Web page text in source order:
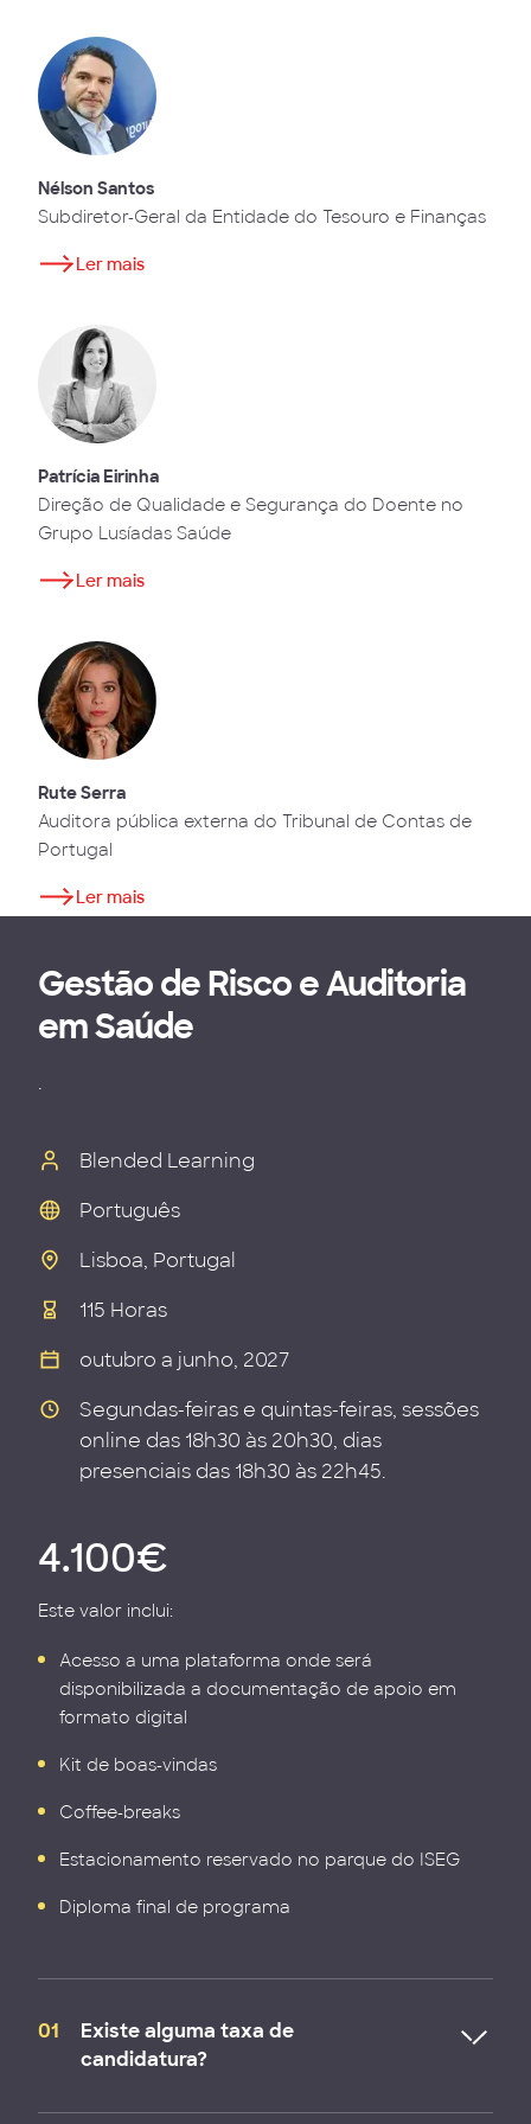
Nélson Santos
Subdiretor-Geral da Entidade do Tesouro e Finanças
Ler mais
Patrícia Eirinha
Direção de Qualidade e Segurança do Doente no
Grupo Lusíadas Saúde
Ler mais
Rute Serra
Auditora pública externa do Tribunal de Contas de
Portugal
Ler mais
Gestão de Risco e Auditoria
em Saúde
.
Blended Learning
Português
Lisboa, Portugal
115 Horas
outubro a junho, 2027
Segundas-feiras e quintas-feiras, sessões
online das 18h30 às 20h30, dias
presenciais das 18h30 às 22h45.
4.100€
Este valor inclui:
Acesso a uma plataforma onde será
disponibilizada a documentação de apoio em
formato digital
Kit de boas-vindas
Coffee-breaks
Estacionamento reservado no parque do ISEG
Diploma final de programa
01
Existe alguma taxa de
candidatura?
A formalização da candidatura encontra-se ausente